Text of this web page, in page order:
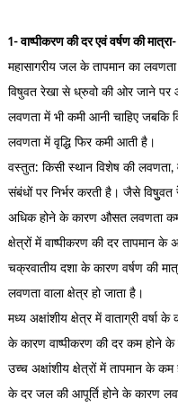
1- वाष्पीकरण की दर एवं वर्षण की मात्रा-
महासागरीय जल के तापमान का
विषुवत रेखा से ध्रुवो की ओर जाने पर
लवणता में भी कमी आनी चाहिए
लवणता में वृद्धि फिर कमी आती है।
वस्तुत: किसी स्थान विशेष की लवणता,
संबंधों पर निर्भर करती है। जैसे विषुुवत
अधिक होने के कारण औसत लवणता कम
क्षेत्रों में वाष्पीकरण की दर तापमान
चक्रवातीय दशा के कारण वर्षण की
लवणता वाला क्षेत्र हो जाता है।
मध्य अक्षांशीय क्षेत्र में वाताग्री
के कारण वाष्पीकरण की दर कम होने
उच्च अक्षांशीय क्षेत्रों में तापमान के
के दर जल की आपूर्ति होने के कारण